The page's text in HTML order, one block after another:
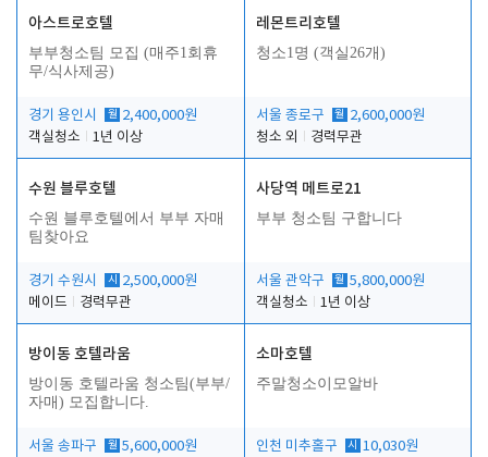
아스트로호텔
부부청소팀 모집 (매주1회휴
무/식사제공)
경기 용인시 월 2,400,000원
객실청소
1년 이상
레몬트리호텔
청소1명 (객실26개)
서울 종로구 월 2,600,000원
청소 외
경력무관
수원 블루호텔
수원 블루호텔에서 부부 자매
팀찾아요
경기 수원시 시
2,500,000원
메이드
경력무관
사당역 메트로21
부부 청소팀 구합니다
서울 관악구 월 5,800,000원
객실청소
1년 이상
방이동 호텔라움
방이동 호텔라움 청소팀(부부/
자매) 모집합니다.
서울 송파구 월 5,600,000원
소마호텔
주말청소이모알바
인천 미추홀구 시
10,030원